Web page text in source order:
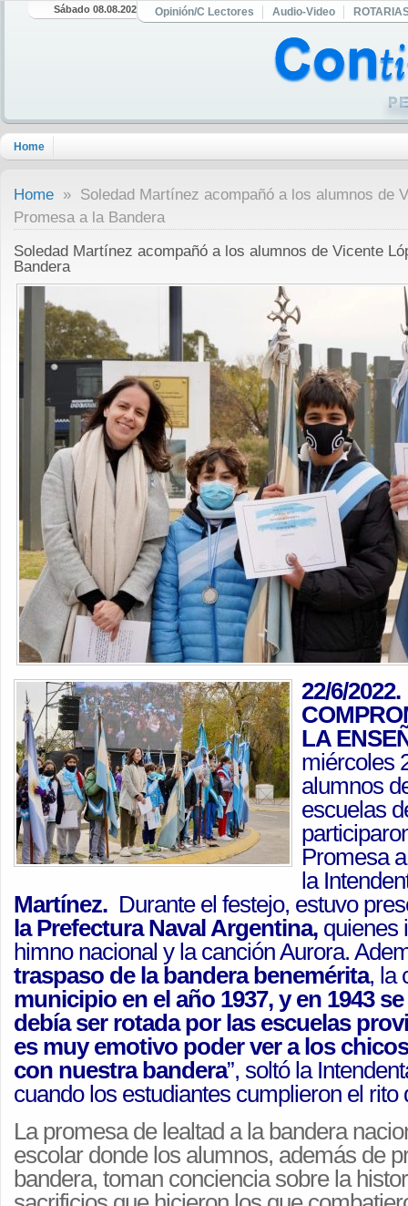
Sábado 08.08.2026 Opinión/C Lectores Audio-Video
Home
Home » Soledad Martínez acompañó a los alumnos de
Promesa a la Bandera
Soledad Martínez acompañó a los alumnos de Vicente
Bandera
22/6/2022.
LA
miércoles
alumnos
escuelas
Promesa
la
Martínez. Durante el festejo, estuvo
la Prefectura Naval Argentina, quienes
himno nacional y la canción Aurora.
traspaso de la bandera benemérita, la
municipio en el año 1937, y en 1943
debía ser rotada por las escuelas
es muy emotivo poder ver a los
con nuestra bandera”, soltó la
cuando los estudiantes cumplieron el rito
La promesa de lealtad a la bandera
escolar donde los alumnos, además de
bandera, toman conciencia sobre la